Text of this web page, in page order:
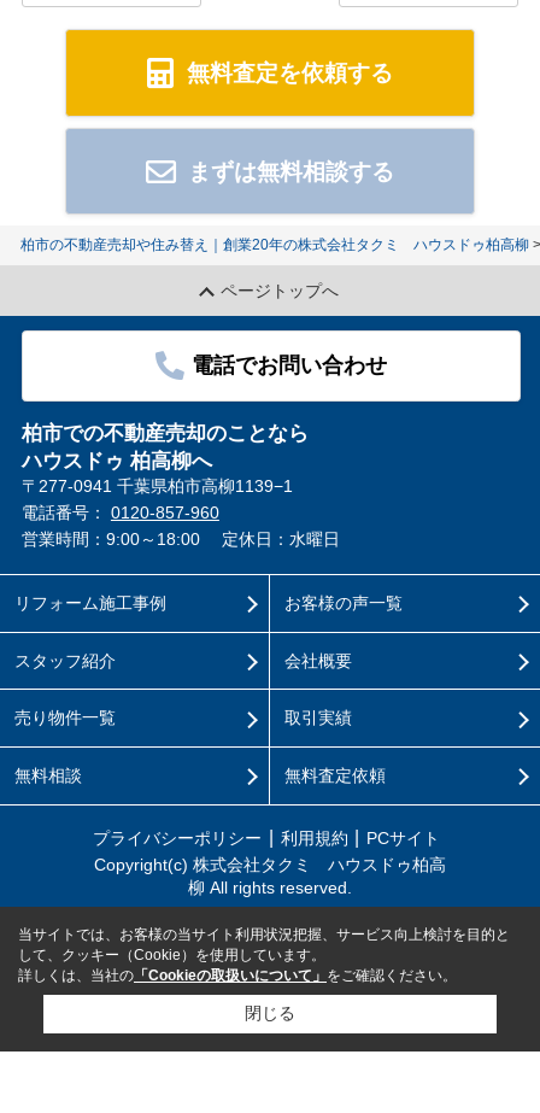
無料査定を依頼する
まずは無料相談する
柏市の不動産売却や住み替え｜創業20年の株式会社タクミ ハウスドゥ柏高柳
ページトップへ
電話でお問い合わせ
柏市での不動産売却のことなら
ハウスドゥ 柏高柳へ
〒277-0941 千葉県柏市高柳1139−1
電話番号： 0120-857-960
営業時間：9:00～18:00
定休日：水曜日
リフォーム施工事例
スタッフ紹介
売り物件一覧
無料相談
お客様の声一覧
会社概要
取引実績
無料査定依頼
プライバシーポリシー 利用規約
PCサイト
Copyright(c) 株式会社タクミ ハウスドゥ柏高
柳 All rights reserved.
当サイトでは、お客様の当サイト利用状況把握、サービス向上検討を目的と
して、クッキー（Cookie）を使用しています。
詳しくは、当社の 「Cookieの取扱いについて」 をご確認ください。
閉じる